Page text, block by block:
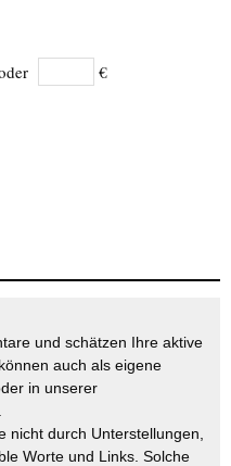
€
und schätzen Ihre aktive
auch als eigene
in unserer
nicht durch Unterstellungen,
Worte und Links. Solche